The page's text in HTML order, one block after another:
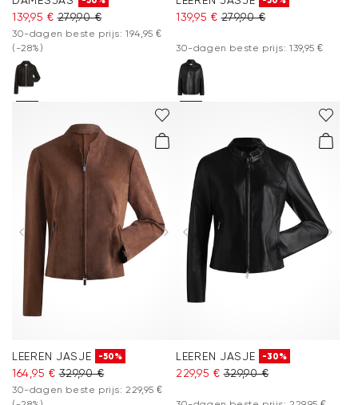
139,95 € 279,90 €
30-dagen beste prijs: 194,95 €
(-28%)
139,95 € 279,90 €
30-dagen beste prijs: 139,95 €
LEEREN JASJE -50%
164,95 € 329,90 €
30-dagen beste prijs: 229,95 €
LEEREN JASJE -30%
229,95 € 329,90 €